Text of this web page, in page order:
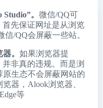
。 微信/QQ可
首先保证网址是从浏览
/QQ会屏蔽一些站。
。 如果浏览器提
并非真的违规。而是浏
生态不会屏蔽网站的
器， Alook浏览器
等